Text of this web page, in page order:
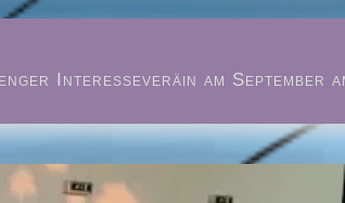
Interesseveräin am September